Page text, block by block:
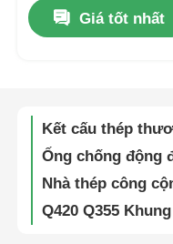
Video
Tham quan nhà máy
Kiểm soát chất
Giá tốt nhất